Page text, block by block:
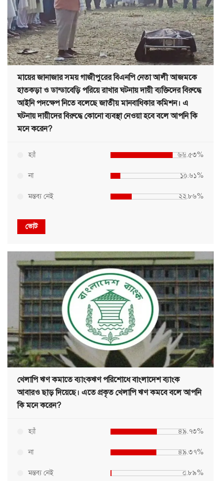
মায়ের জানাজার সময় গাজীপুরের বিএনপি নেতা আলী আজমকে
হাতকড়া ও ডান্ডাবেড়ি পরিয়ে রাখার ঘটনায় দায়ী ব্যক্তিদের বিরুদ্ধে
আইনি পদক্ষেপ নিতে বলেছে জাতীয় মানবাধিকার কমিশন। এ
ঘটনায় দায়ীদের বিরুদ্ধে কোনো ব্যবস্থা নেওয়া হবে বলে আপনি কি
মনে করেন?
হ্যাঁ ৬৬.৫৩%
না ১০.৬১%
মন্তব্য নেই ২২.৮৬%
ভোট
খেলাপি ঋণ কমাতে ব্যাংকঋণ পরিশোধে বাংলাদেশ ব্যাংক
আবারও ছাড় দিয়েছে। এতে প্রকৃত খেলাপি ঋণ কমবে বলে আপনি
কি মনে করেন?
হ্যাঁ ৪৯.৭৩%
না ৪৯.৩৭%
মন্তব্য নেই ০.৮৯%